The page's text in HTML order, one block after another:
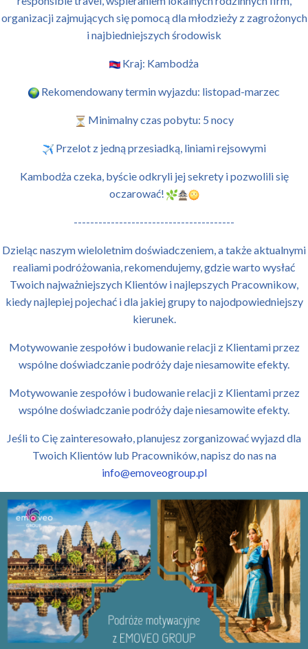
organizacji zajmujących się pomocą dla młodzieży z zagrożonych
i najbiedniejszych środowisk
Kraj: Kambodża
Rekomendowany termin wyjazdu: listopad-marzec
Minimalny czas pobytu: 5 nocy
Przelot z jedną przesiadką, liniami rejsowymi
Kambodża czeka, byście odkryli jej sekrety i pozwolili się
oczarować!
---------------------------------------
Dzieląc naszym wieloletnim doświadczeniem, a także aktualnymi
realiami podróżowania, rekomendujemy, gdzie warto wysłać
Twoich najważniejszych Klientów i najlepszych Pracownikow,
kiedy najlepiej pojechać i dla jakiej grupy to najodpowiedniejszy
kierunek.
Motywowanie zespołów i budowanie relacji z Klientami przez
wspólne doświadczanie podróży daje niesamowite efekty.
Motywowanie zespołów i budowanie relacji z Klientami przez
wspólne doświadczanie podróży daje niesamowite efekty.
Jeśli to Cię zainteresowało, planujesz zorganizować wyjazd dla
Twoich Klientów lub Pracowników, napisz do nas na
info@emoveogroup.pl